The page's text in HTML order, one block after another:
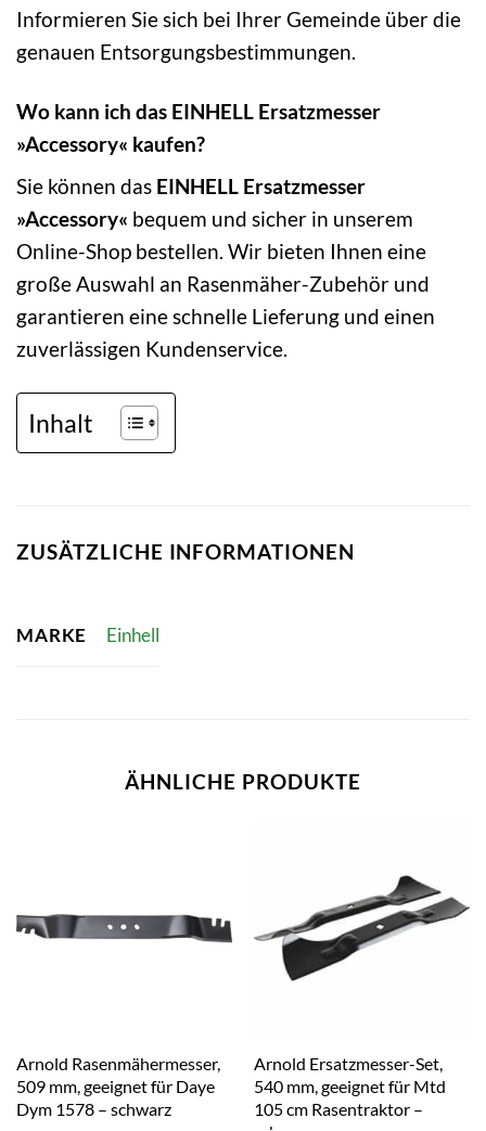
Informieren Sie sich bei Ihrer Gemeinde über die
genauen Entsorgungsbestimmungen.
Wo kann ich das EINHELL Ersatzmesser
»Accessory« kaufen?
Sie können das EINHELL Ersatzmesser
»Accessory« bequem und sicher in unserem
Online-Shop bestellen. Wir bieten Ihnen eine
große Auswahl an Rasenmäher-Zubehör und
garantieren eine schnelle Lieferung und einen
zuverlässigen Kundenservice.
Inhalt
ZUSÄTZLICHE INFORMATIONEN
MARKE Einhell
ÄHNLICHE PRODUKTE
Arnold Rasenmähermesser,
509 mm, geeignet für Daye
Dym 1578 – schwarz
Arnold Ersatzmesser-Set,
540 mm, geeignet für Mtd
105 cm Rasentraktor –